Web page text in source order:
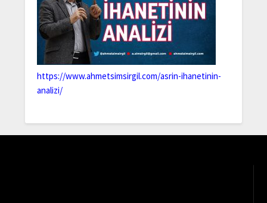
https://www.ahmetsimsirgil.com/asrin-ihanetinin-
analizi/